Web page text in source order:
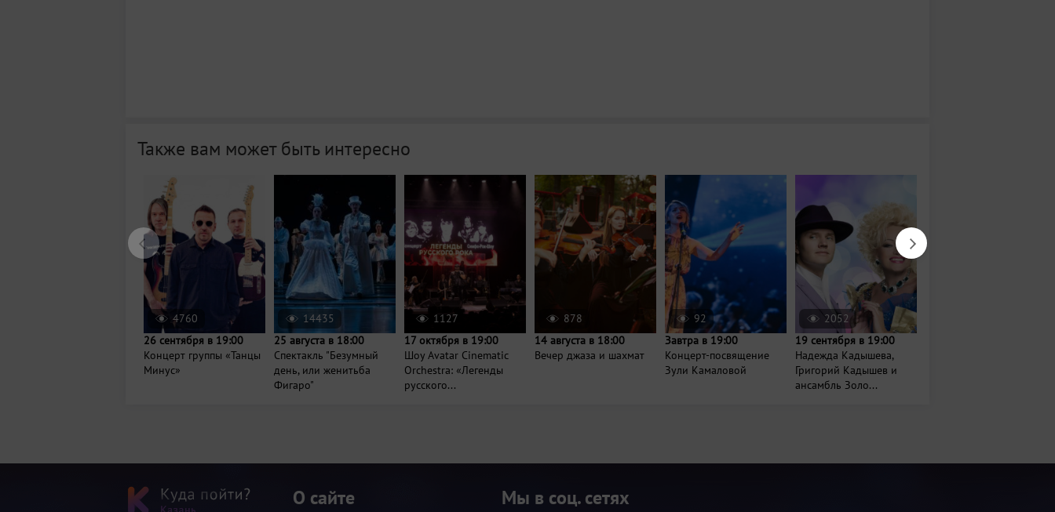
Также вам может быть интересно
4760
26 сентября в 19:00
Концерт группы «Танцы
Минус»
14435
25 августа в 18:00
Спектакль "Безумный
день, или женитьба
Фигаро"
1127
17 октября в 19:00
Шоу Avatar Cinematic
Orchestra: «Легенды
русского...
878
14 августа в 18:00
Вечер джаза и шахмат
92
Завтра в 19:00
Концерт-посвящение
Зули Камаловой
2052
19 сентября в 19:00
Надежда Кадышева,
Григорий Кадышев и
ансамбль Золо...
О сайте Мы в соц. сетях